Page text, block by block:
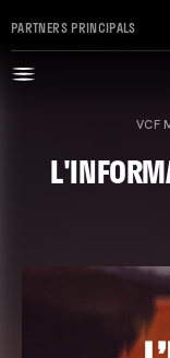
PARTNERS PRINCIPALS
VCF